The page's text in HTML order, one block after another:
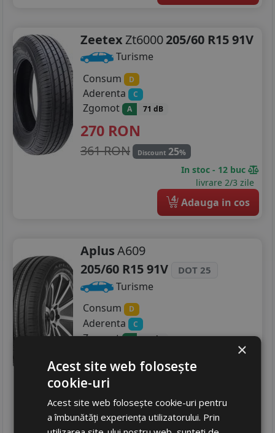
ZeetexZt6000205/60 R15 91V
Turisme
Consum
D
Aderenta C
Zgomot A 71 dB
270 RON
361 RON Discount 25%
In stoc - 12 buc
livrare 2/3 zile
4 Adauga in cos
AplusA609
205/60 R15 91V
DOT 25
Turisme
Consum
D
Aderenta C
Zgomot A 71 dB
298RON
434 RON
In stoc - peste 12 buc
livrare 5/7 zile
×
Acest site web folosește
cookie-uri
Acest site web folosește cookie-uri pentru
a îmbunătăți experiența utilizatorului. Prin